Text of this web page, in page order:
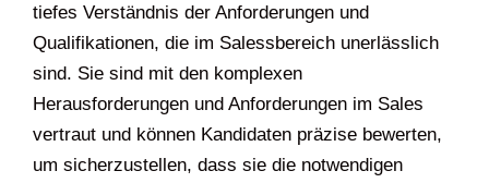
tiefes Verständnis der Anforderungen und
Qualifikationen, die im Salessbereich unerlässlich
sind. Sie sind mit den komplexen
Herausforderungen und Anforderungen im Sales
vertraut und können Kandidaten präzise bewerten,
um sicherzustellen, dass sie die notwendigen